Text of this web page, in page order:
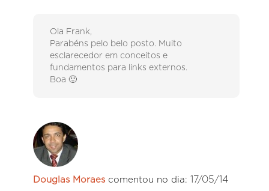
Ola Frank,
Parabéns pelo belo posto. Muito
esclarecedor em conceitos e
fundamentos para links externos.
Boa 🙂
Douglas Moraes comentou no dia: 17/05/14